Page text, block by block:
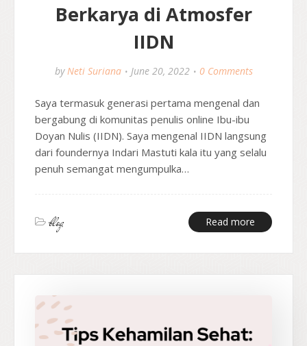
Berkarya di Atmosfer
IIDN
by Neti Suriana June 20, 2022 0 Comments
Saya termasuk generasi pertama mengenal dan
bergabung di komunitas penulis online Ibu-ibu
Doyan Nulis (IIDN). Saya mengenal IIDN langsung
dari foundernya Indari Mastuti kala itu yang selalu
penuh semangat mengumpulka…
blog Read more